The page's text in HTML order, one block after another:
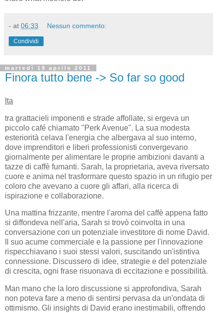
- at 06:33 Nessun commento:
Condividi
martedì 19 aprile 2011
Finora tutto bene -> So far so good
Ita
tra grattacieli imponenti e strade affollate, si ergeva un
piccolo café chiamato "Perk Avenue". La sua modesta
esteriorità celava l'energia che albergava al suo interno,
dove imprenditori e liberi professionisti convergevano
giornalmente per alimentare le proprie ambizioni davanti a
tazze di caffè fumanti. Sarah, la proprietaria, aveva riversato
cuore e anima nel trasformare questo spazio in un rifugio per
coloro che avevano a cuore gli affari, alla ricerca di
ispirazione e collaborazione.
Una mattina frizzante, mentre l'aroma del caffè appena fatto
si diffondeva nell'aria, Sarah si trovò coinvolta in una
conversazione con un potenziale investitore di nome David.
Il suo acume commerciale e la passione per l'innovazione
rispecchiavano i suoi stessi valori, suscitando un'istintiva
connessione. Discussero di idee, strategie e del potenziale
di crescita, ogni frase risuonava di eccitazione e possibilità.
Man mano che la loro discussione si approfondiva, Sarah
non poteva fare a meno di sentirsi pervasa da un'ondata di
ottimismo. Gli insights di David erano inestimabili, offrendo